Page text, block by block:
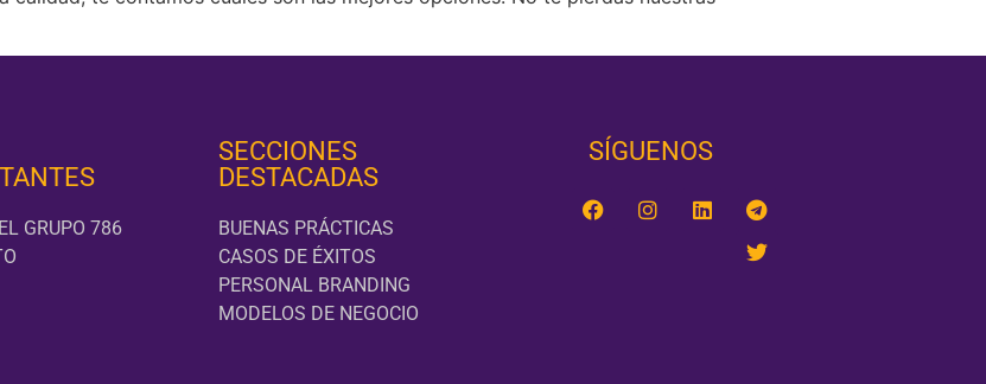
GRUPO 786
SECCIONES
DESTACADAS
BUENAS PRÁCTICAS
CASOS DE ÉXITOS
PERSONAL BRANDING
MODELOS DE NEGOCIO
SÍGUENOS‎